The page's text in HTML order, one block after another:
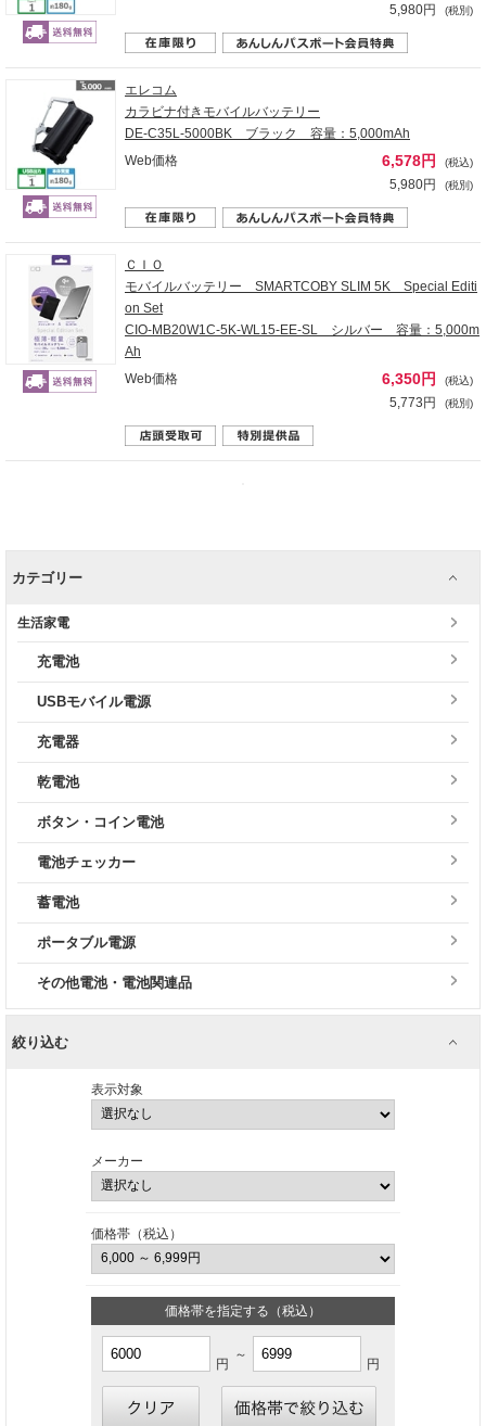
5,980円 (税別)
エレコム
カラビナ付きモバイルバッテリー
DE-C35L-5000BK ブラック 容量：5,000mAh
Web価格
6,578円 (税込)
5,980円 (税別)
ＣＩＯ
モバイルバッテリー SMARTCOBY SLIM 5K Special Editi
on Set
CIO-MB20W1C-5K-WL15-EE-SL シルバー 容量：5,000m
Ah
Web価格
6,350円 (税込)
5,773円 (税別)
カテゴリー
生活家電
充電池
USBモバイル電源
充電器
乾電池
ボタン・コイン電池
電池チェッカー
蓄電池
ポータブル電源
その他電池・電池関連品
絞り込む
表示対象
メーカー
価格帯（税込）
価格帯を指定する（税込）
円
～
円